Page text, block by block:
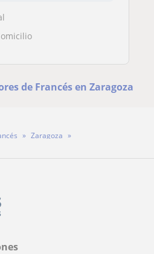
de Francés en Zaragoza
Zaragoza